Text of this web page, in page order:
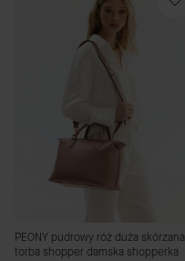
PEONY pudrowy róż duża skórzana
torba shopper damska shopperka